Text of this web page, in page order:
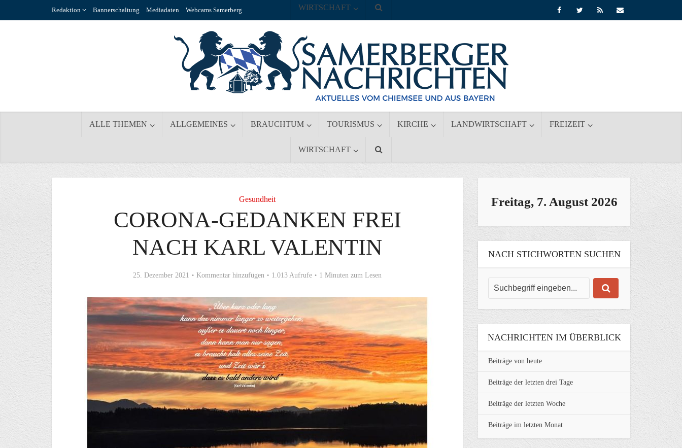
Redaktion Bannerschaltung Mediadaten Webcams Samerberg
ALLE THEMEN ALLGEMEINES BRAUCHTUM TOURISMUS KIRCHE LANDWIRTSCHAFT FREIZEIT
WIRTSCHAFT
WIRTSCHAFT
Gesundheit
CORONA-GEDANKEN FREI
NACH KARL VALENTIN
25. Dezember 2021 Kommentar hinzufügen 1.013 Aufrufe 1 Minuten zum Lesen
Freitag, 7. August 2026
NACH STICHWORTEN SUCHEN
NACHRICHTEN IM ÜBERBLICK
Beiträge von heute
Beiträge der letzten drei Tage
Beiträge der letzten Woche
Beiträge im letzten Monat